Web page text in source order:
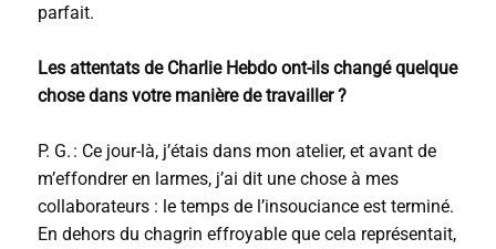
parfait.
Les attentats de Charlie Hebdo ont-ils changé quelque
chose dans votre manière de travailler ?
P. G. : Ce jour-là, j’étais dans mon atelier, et avant de
m’effondrer en larmes, j’ai dit une chose à mes
collaborateurs : le temps de l’insouciance est terminé.
En dehors du chagrin effroyable que cela représentait,